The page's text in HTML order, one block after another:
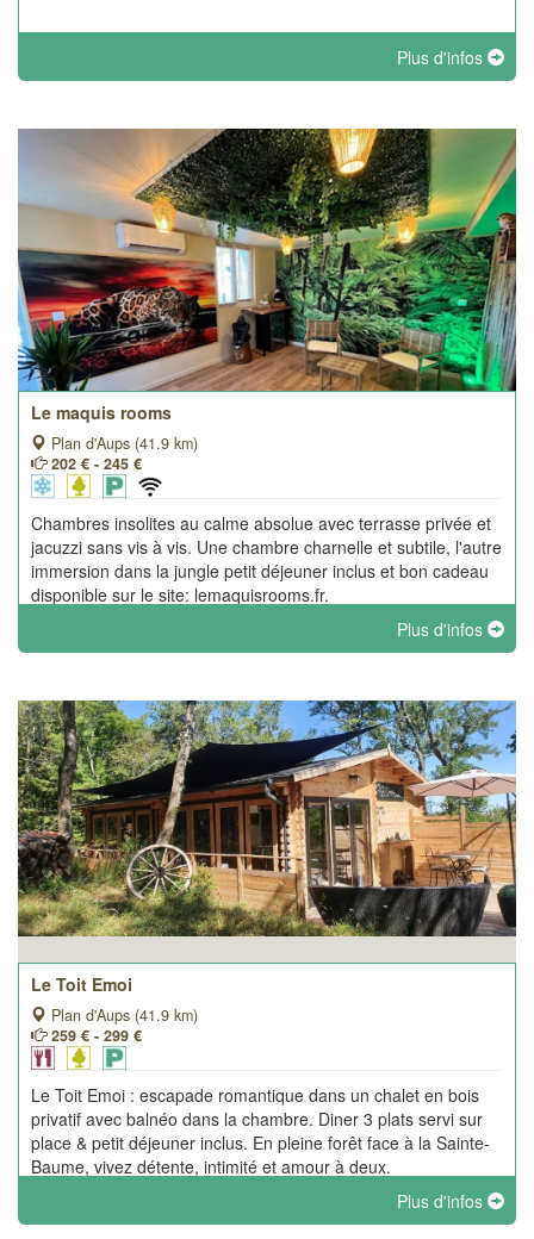
Plus d'infos
Le maquis rooms
Plan d'Aups (41.9 km)
202 € - 245 €
Chambres insolites au calme absolue avec terrasse privée et
jacuzzi sans vis à vis. Une chambre charnelle et subtile, l'autre
immersion dans la jungle petit déjeuner inclus et bon cadeau
disponible sur le site: lemaquisrooms.fr.
Plus d'infos
Le Toit Emoi
Plan d'Aups (41.9 km)
259 € - 299 €
Le Toit Emoi : escapade romantique dans un chalet en bois
privatif avec balnéo dans la chambre. Diner 3 plats servi sur
place & petit déjeuner inclus. En pleine forêt face à la Sainte-
Baume, vivez détente, intimité et amour à deux.
Plus d'infos